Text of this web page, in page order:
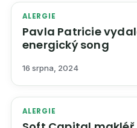
ALERGIE
Pavla Patricie
energický song
16 srpna, 2024
ALERGIE